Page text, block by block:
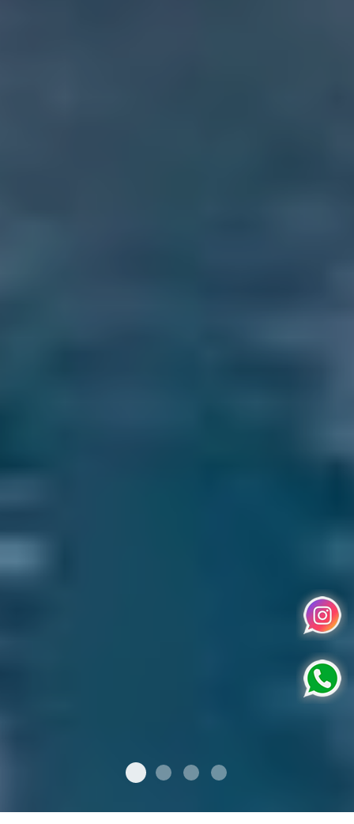
GRAND MANÁ DEL MAR
UNIDADES AMPLIAS Y
PISCINA CLIMATIZADA
TE ESTAMOS